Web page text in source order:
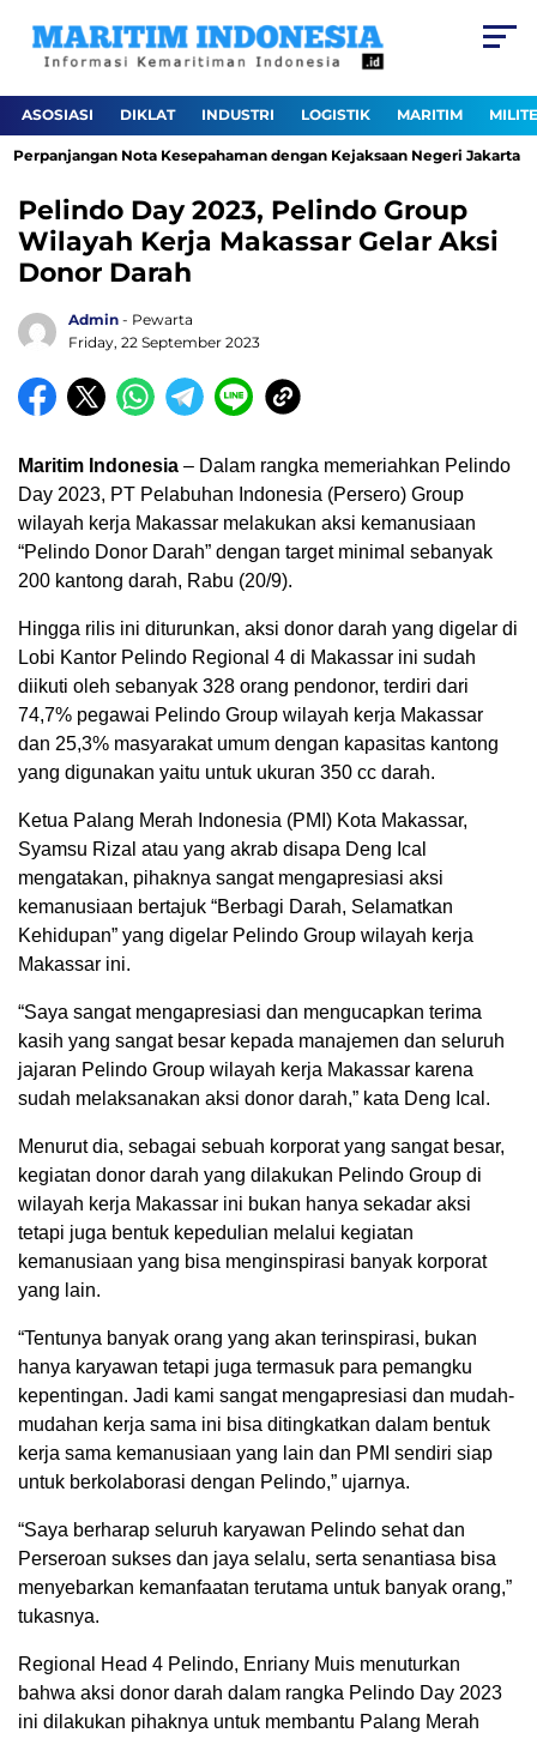
ASOSIASI DIKLAT INDUSTRI LOGISTIK MARITIM
Nota Kesepahaman dengan Kejaksaan Negeri Jakarta
Pelindo Day 2023, Pelindo Group
Wilayah Kerja Makassar Gelar Aksi
Donor Darah
Admin - Pewarta
Friday, 22 September 2023
Maritim Indonesia – Dalam rangka memeriahkan Pelindo
Day 2023, PT Pelabuhan Indonesia (Persero) Group
wilayah kerja Makassar melakukan aksi kemanusiaan
“Pelindo Donor Darah” dengan target minimal sebanyak
200 kantong darah, Rabu (20/9).
Hingga rilis ini diturunkan, aksi donor darah yang digelar di
Lobi Kantor Pelindo Regional 4 di Makassar ini sudah
diikuti oleh sebanyak 328 orang pendonor, terdiri dari
74,7% pegawai Pelindo Group wilayah kerja Makassar
dan 25,3% masyarakat umum dengan kapasitas kantong
yang digunakan yaitu untuk ukuran 350 cc darah.
Ketua Palang Merah Indonesia (PMI) Kota Makassar,
Syamsu Rizal atau yang akrab disapa Deng Ical
mengatakan, pihaknya sangat mengapresiasi aksi
kemanusiaan bertajuk “Berbagi Darah, Selamatkan
Kehidupan” yang digelar Pelindo Group wilayah kerja
Makassar ini.
“Saya sangat mengapresiasi dan mengucapkan terima
kasih yang sangat besar kepada manajemen dan seluruh
jajaran Pelindo Group wilayah kerja Makassar karena
sudah melaksanakan aksi donor darah,” kata Deng Ical.
Menurut dia, sebagai sebuah korporat yang sangat besar,
kegiatan donor darah yang dilakukan Pelindo Group di
wilayah kerja Makassar ini bukan hanya sekadar aksi
tetapi juga bentuk kepedulian melalui kegiatan
kemanusiaan yang bisa menginspirasi banyak korporat
yang lain.
“Tentunya banyak orang yang akan terinspirasi, bukan
hanya karyawan tetapi juga termasuk para pemangku
kepentingan. Jadi kami sangat mengapresiasi dan mudah-
mudahan kerja sama ini bisa ditingkatkan dalam bentuk
kerja sama kemanusiaan yang lain dan PMI sendiri siap
untuk berkolaborasi dengan Pelindo,” ujarnya.
“Saya berharap seluruh karyawan Pelindo sehat dan
Perseroan sukses dan jaya selalu, serta senantiasa bisa
menyebarkan kemanfaatan terutama untuk banyak orang,”
tukasnya.
Regional Head 4 Pelindo, Enriany Muis menuturkan
bahwa aksi donor darah dalam rangka Pelindo Day 2023
ini dilakukan pihaknya untuk membantu Palang Merah